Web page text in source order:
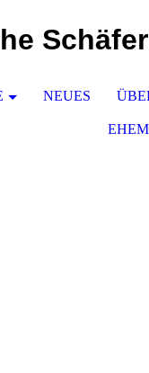
NEUES